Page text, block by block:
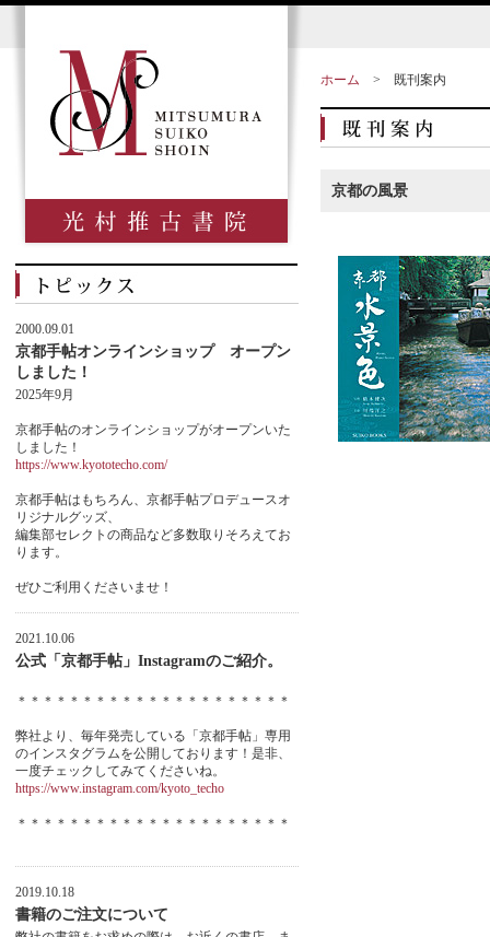
ホーム > 既刊案内
京都の風景
2000.09.01
京都手帖オンラインショップ オープン
しました！
2025年9月
京都手帖のオンラインショップがオープンいた
しました！
https://www.kyototecho.com/
京都手帖はもちろん、京都手帖プロデュースオ
リジナルグッズ、
編集部セレクトの商品など多数取りそろえてお
ります。
ぜひご利用くださいませ！
2021.10.06
公式「京都手帖」Instagramのご紹介。
＊＊＊＊＊＊＊＊＊＊＊＊＊＊＊＊＊＊＊＊＊
弊社より、毎年発売している「京都手帖」専用
のインスタグラムを公開しております！是非、
一度チェックしてみてくださいね。
https://www.instagram.com/kyoto_techo
＊＊＊＊＊＊＊＊＊＊＊＊＊＊＊＊＊＊＊＊＊
2019.10.18
書籍のご注文について